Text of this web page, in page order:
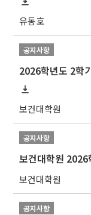
유동호
공지사항
보건대학원
공지사항
보건대학원 2026
보건대학원
공지사항